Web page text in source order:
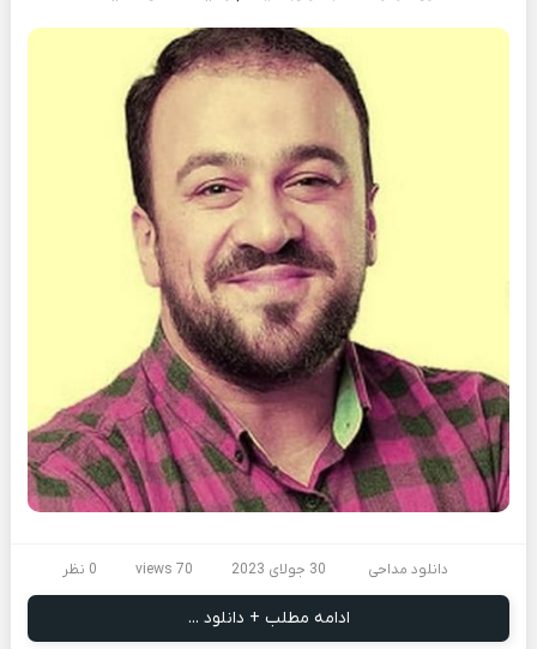
دانلود مداحی 30 جولای 2023 70 views 0 نظر
ادامه مطلب + دانلود ...